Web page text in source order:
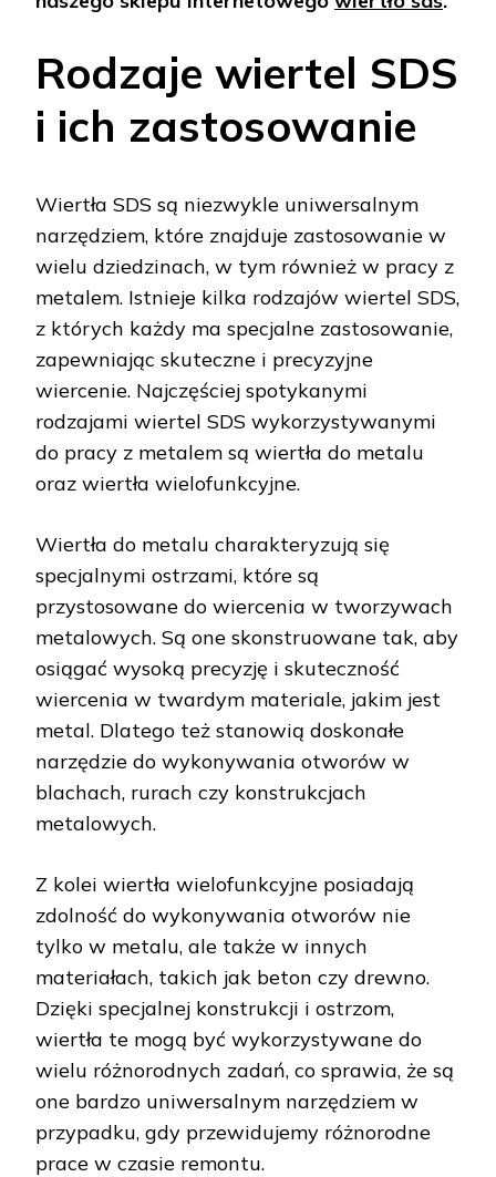
Rodzaje wiertel SDS
i ich zastosowanie
Wiertła SDS są niezwykle uniwersalnym
narzędziem, które znajduje zastosowanie w
wielu dziedzinach, w tym również w pracy z
metalem. Istnieje kilka rodzajów wiertel SDS,
z których każdy ma specjalne zastosowanie,
zapewniając skuteczne i precyzyjne
wiercenie. Najczęściej spotykanymi
rodzajami wiertel SDS wykorzystywanymi
do pracy z metalem są wiertła do metalu
oraz wiertła wielofunkcyjne.
Wiertła do metalu charakteryzują się
specjalnymi ostrzami, które są
przystosowane do wiercenia w tworzywach
metalowych. Są one skonstruowane tak, aby
osiągać wysoką precyzję i skuteczność
wiercenia w twardym materiale, jakim jest
metal. Dlatego też stanowią doskonałe
narzędzie do wykonywania otworów w
blachach, rurach czy konstrukcjach
metalowych.
Z kolei wiertła wielofunkcyjne posiadają
zdolność do wykonywania otworów nie
tylko w metalu, ale także w innych
materiałach, takich jak beton czy drewno.
Dzięki specjalnej konstrukcji i ostrzom,
wiertła te mogą być wykorzystywane do
wielu różnorodnych zadań, co sprawia, że są
one bardzo uniwersalnym narzędziem w
przypadku, gdy przewidujemy różnorodne
prace w czasie remontu.